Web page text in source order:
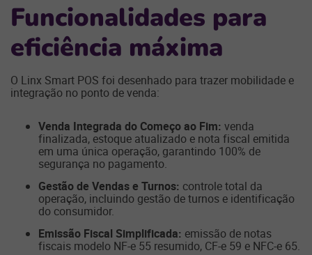
Funcionalidades para
eficiência máxima
O Linx Smart POS foi desenhado para trazer mobilidade e
integração no ponto de venda:
Venda Integrada do Começo ao Fim: venda
finalizada, estoque atualizado e nota fiscal emitida
em uma única operação, garantindo 100% de
segurança no pagamento.
Gestão de Vendas e Turnos: controle total da
operação, incluindo gestão de turnos e identificação
do consumidor.
Emissão Fiscal Simplificada: emissão de notas
fiscais modelo NF-e 55 resumido, CF-e 59 e NFC-e 65.